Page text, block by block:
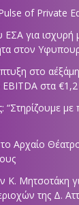
of Private
ΕΣΑ για ισχυρή
στον
στο
στα €1,2
με
Αρχαίο
Μητσοτάκη
της Δ.